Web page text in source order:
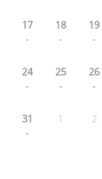
17
-
18
-
19
-
24
-
25
-
26
-
31
-
1 2